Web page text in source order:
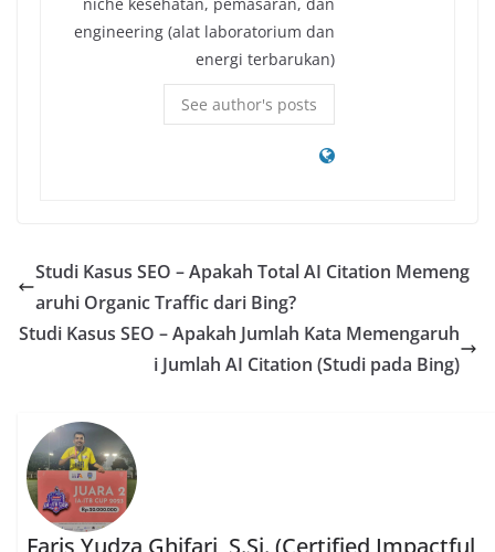
engineering (alat laboratorium dan
energi terbarukan)
See author's posts
Studi Kasus SEO – Apakah Total AI Citation Memeng
aruhi Organic Traffic dari Bing?
Studi Kasus SEO – Apakah Jumlah Kata Memengaruh
i Jumlah AI Citation (Studi pada Bing)